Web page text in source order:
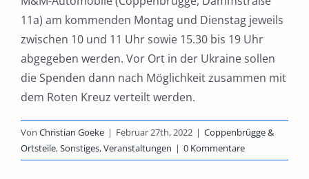
11a) am kommenden Montag und Dienstag jeweils
zwischen 10 und 11 Uhr sowie 15.30 bis 19 Uhr
abgegeben werden. Vor Ort in der Ukraine sollen
die Spenden dann nach Möglichkeit zusammen mit
dem Roten Kreuz verteilt werden.
Von Christian Goeke | Februar 27th, 2022 | Coppenbrügge &
Ortsteile,Sonstiges,Veranstaltungen | 0 Kommentare